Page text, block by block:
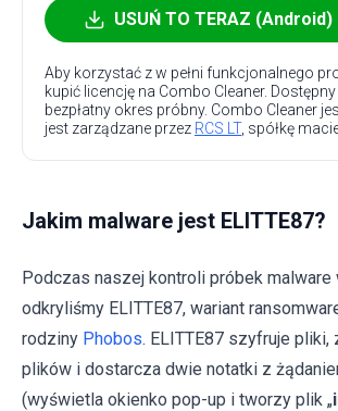
USUŃ TO TERAZ (Android)
Aby korzystać z w pełni funkcjonalnego
kupić licencję na Combo Cleaner.
bezpłatny okres próbny. Combo Cleaner
jest zarządzane przez RCS LT, spółkę
Jakim malware jest ELITTE87?
Podczas naszej kontroli próbek malware
odkryliśmy ELITTE87, wariant
rodziny Phobos. ELITTE87 szyfruje pliki,
plików i dostarcza dwie notatki z
(wyświetla okienko pop-up i tworzy plik „